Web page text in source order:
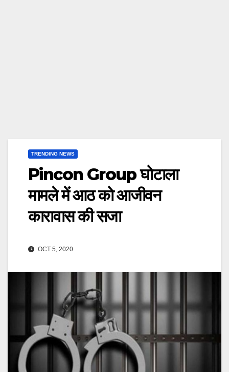
TRENDING NEWS
Pincon Group घोटाला
मामले में आठ को आजीवन
कारावास की सजा
OCT 5, 2020